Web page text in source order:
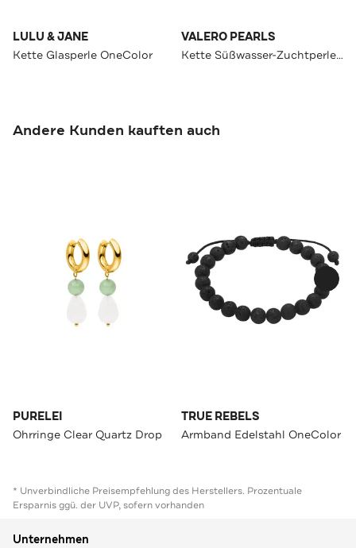
LULU & JANE
Kette Glasperle OneColor
VALERO PEARLS
Kette Süßwasser-Zuchtperle OneColor
Andere Kunden kauften auch
PURELEI
Ohrringe Clear Quartz Drop
TRUE REBELS
Armband Edelstahl OneColor
* Unverbindliche Preisempfehlung des Herstellers. Prozentuale
Ersparnis ggü. der UVP, sofern vorhanden
Unternehmen